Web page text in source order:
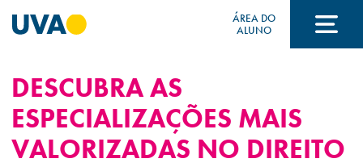
ÁREA DO
ALUNO
A UVA
CURSOS
DESCUBRA AS
ESPECIALIZAÇÕES MAIS
VALORIZADAS NO DIREITO